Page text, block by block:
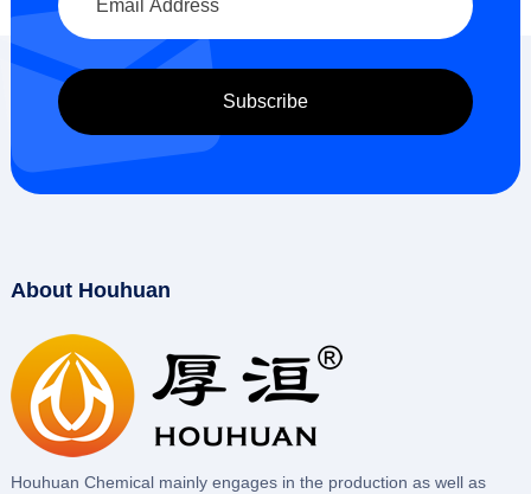
About Houhuan
Houhuan Chemical mainly engages in the production as well as